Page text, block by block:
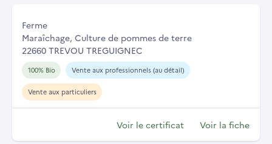
Ferme
Maraîchage, Culture de pommes de terre
22660 TREVOU TREGUIGNEC
100% Bio Vente aux professionnels (au détail)
Vente aux particuliers
Voir le certificat Voir la fiche